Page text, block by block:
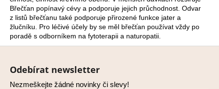
Břečťan popínavý cévy a podporuje jejich průchodnost. Odvar
z listů břečťanu také podporuje přirozené funkce jater a
žlučníku. Pro léčivé účely by se měl břečťan používat vždy po
poradě s odborníkem na fytoterapii a naturopatii.
n
a
j
í
?
Z
Odebírat newsletter
Nezmeškejte žádné novinky či slevy!